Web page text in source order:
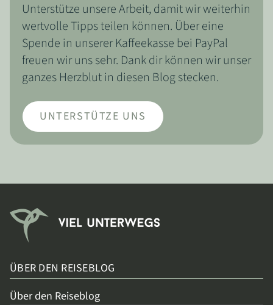
Unterstütze unsere Arbeit, damit wir weiterhin
wertvolle Tipps teilen können. Über eine
Spende in unserer Kaffeekasse bei PayPal
freuen wir uns sehr. Dank dir können wir unser
ganzes Herzblut in diesen Blog stecken.
UNTERSTÜTZE UNS
ÜBER DEN REISEBLOG
Über den Reiseblog